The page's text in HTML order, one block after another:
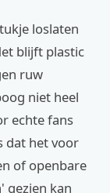
loslaten
blijft plastic
ruw
niet heel
echte fans
dat het voor
of openbare
gezien kan